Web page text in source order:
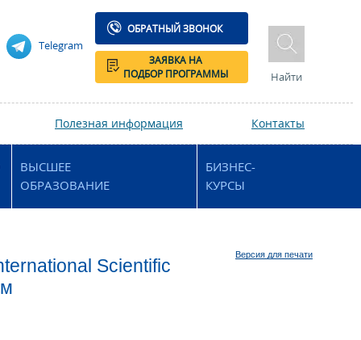
Telegram
ОБРАТНЫЙ ЗВОНОК
ЗАЯВКА НА
ПОДБОР ПРОГРАММЫ
Найти
Полезная информация Контакты
ВЫСШЕЕ
ОБРАЗОВАНИЕ
БИЗНЕС-
КУРСЫ
Версия для печати
Scientific